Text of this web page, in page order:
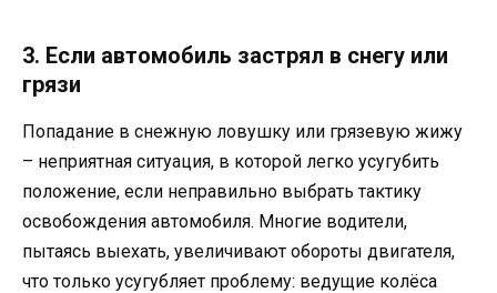
3. Если автомобиль застрял в снегу или
грязи
Попадание в снежную ловушку или грязевую жижу
– неприятная ситуация, в которой легко усугубить
положение, если неправильно выбрать тактику
освобождения автомобиля. Многие водители,
пытаясь выехать, увеличивают обороты двигателя,
что только усугубляет проблему: ведущие колёса